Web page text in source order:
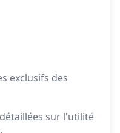
exclusifs des
sur l'utilité